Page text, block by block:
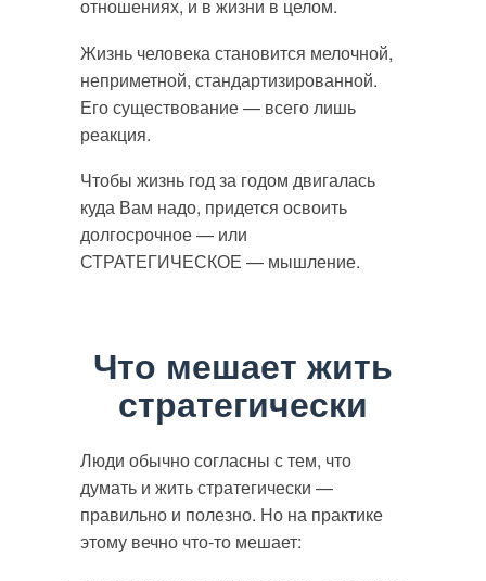
отношениях, и в жизни в целом.
Жизнь человека становится мелочной,
неприметной, стандартизированной.
Его существование — всего лишь
реакция.
Чтобы жизнь год за годом двигалась
куда Вам надо, придется освоить
долгосрочное — или
СТРАТЕГИЧЕСКОЕ — мышление.
Что мешает жить
стратегически
Люди обычно согласны с тем, что
думать и жить стратегически —
правильно и полезно. Но на практике
этому вечно что-то мешает: